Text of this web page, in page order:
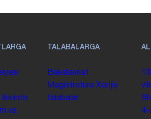
Ikkinchi
va
TALABALARGA
Bakalavriat
Magistratura Xorijiy
talabalar
4-